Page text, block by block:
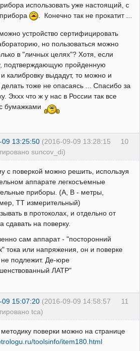
использовать уже настоящий, с
. Конечно так не прокатит ...
устройство сертифицировать
но пользоваться можно
в "личных целях"? Хотя, если
подтверждающую пройденную
и калибровку выдадут, то можно и
делать тоже не опасаясь ... Спасибо за
Эххх что ж у нас в России так все
бумажками
10
09 13:25:50 (2016-09-09 13:28:15
suncov_di)
с поверкой можно решить, используя
аппарате легкосъемные
приборы. (А, В - метры,
ТТ измерительный)
в протоколах, и отдельно от
сдавать на поверку.
сам аппарат - "посторонний
тока или напряжения, он и поверке
не подлежит. Де-юре
ЛАТР"
11
09 15:07:20 (2016-09-09 14:58:57
tca)
методику поверки можно на странице
toolsinfo/item180.html